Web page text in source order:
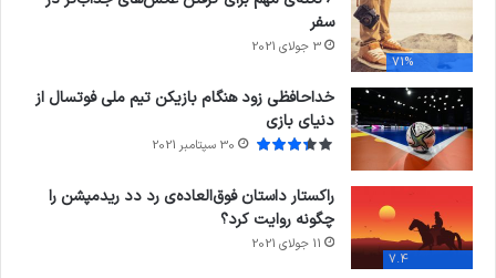
71%
سفر
3 جولای 2021
خداحافظی زود هنگام بازیکن تیم ملی فوتسال از
دنیای بازی
30 سپتامبر 2021
7.4
راکستار داستان فوق‌العاده‌ی رد دد ریدمپشن را
چگونه روایت کرد؟
11 جولای 2021